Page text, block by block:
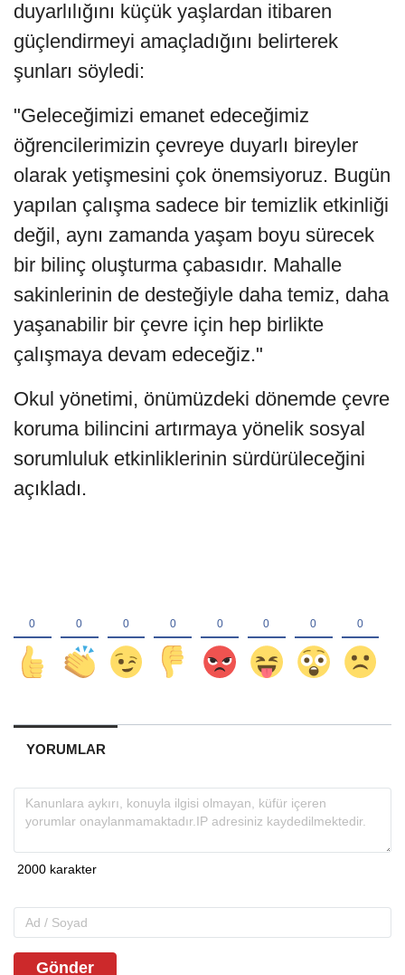
duyarlılığını küçük yaşlardan itibaren
güçlendirmeyi amaçladığını belirterek
şunları söyledi:
"Geleceğimizi emanet edeceğimiz
öğrencilerimizin çevreye duyarlı bireyler
olarak yetişmesini çok önemsiyoruz. Bugün
yapılan çalışma sadece bir temizlik etkinliği
değil, aynı zamanda yaşam boyu sürecek
bir bilinç oluşturma çabasıdır. Mahalle
sakinlerinin de desteğiyle daha temiz, daha
yaşanabilir bir çevre için hep birlikte
çalışmaya devam edeceğiz."
Okul yönetimi, önümüzdeki dönemde çevre
koruma bilincini artırmaya yönelik sosyal
sorumluluk etkinliklerinin sürdürüleceğini
açıkladı.
YORUMLAR
Gönder